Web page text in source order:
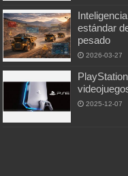
estándar
pesado
2026-03-27
2025-12-07